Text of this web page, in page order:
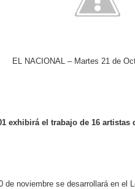
EL NACIONAL – Martes 21 de
exhibirá el trabajo de 16 artistas
de noviembre se desarrollará en el